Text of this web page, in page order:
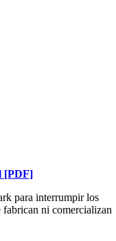
[PDF]
para interrumpir los
fabrican ni comercializan